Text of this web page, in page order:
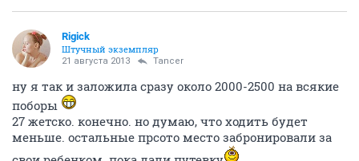
Rigick
Штучный экземпляр
21 августа 2013 Tancer
ну я так и заложила сразу около 2000-2500 на всякие
поборы
27 жетско. конечно. но думаю, что ходить будет
меньше. остальные прсото место забронировали за